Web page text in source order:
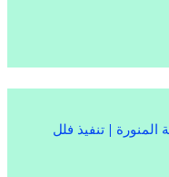
| تنفيذ فلل